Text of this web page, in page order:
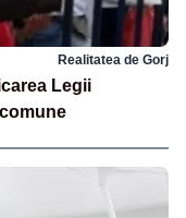
Realitatea de Gorj
Legii